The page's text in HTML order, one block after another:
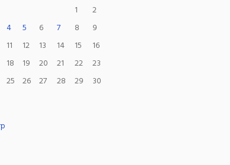
1
2
4 5 6 7 8
9
11 12 13 14 15
16
18 19 20 21 22
23
25 26 27 28 29
30